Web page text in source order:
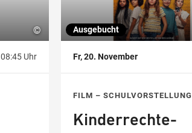
©
08:45 Uhr
Ausgebucht
Fr, 20. November
FILM – SCHULVORSTELLUNG
Kinderrechte-